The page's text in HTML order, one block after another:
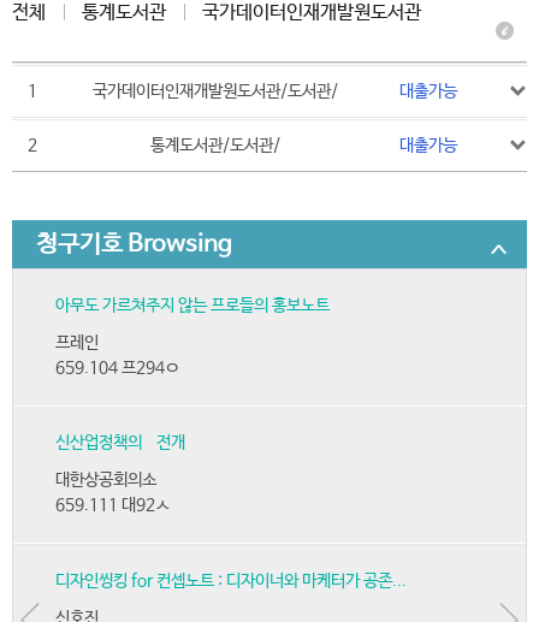
전체 통계도서관 국가데이터인재개발원도서관
1 국가데이터인재개발원도서관/도서관/ 대출가능
2 통계도서관/도서관/ 대출가능
청구기호 Browsing
아무도 가르쳐주지 않는 프로들의 홍보노트
프레인
659.104 프294ㅇ
신산업정책의 전개
대한상공회의소
659.111 대92ㅅ
디자인씽킹 for 컨셉노트 : 디자이너와 마케터가 공존...